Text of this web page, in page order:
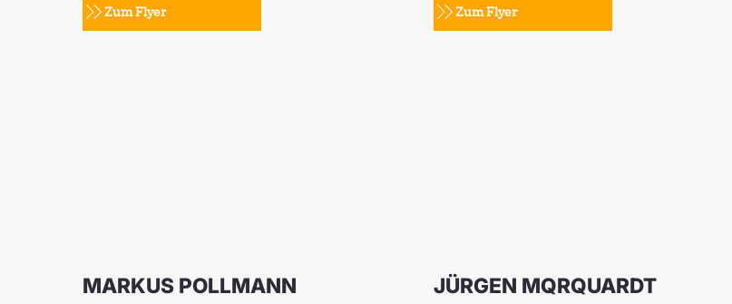
Zum Flyer Zum Flyer
MARKUS POLLMANN JÜRGEN MQRQUARDT